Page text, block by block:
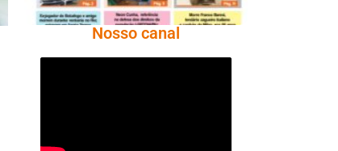
Nosso canal